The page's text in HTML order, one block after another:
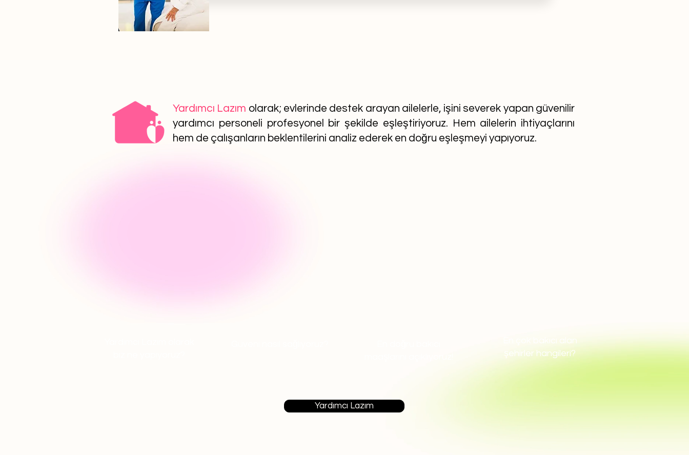
Yardımcı Lazım olarak; evlerinde destek arayan ailelerle, işini severek yapan güvenilir
yardımcı personeli profesyonel bir şekilde eşleştiriyoruz. Hem ailelerin ihtiyaçlarını
hem de çalışanların beklentilerini analiz ederek en doğru eşleşmeyi yapıyoruz.
En çok bakıcı alan
şehirler hangileri?
Yardımcı Lazım